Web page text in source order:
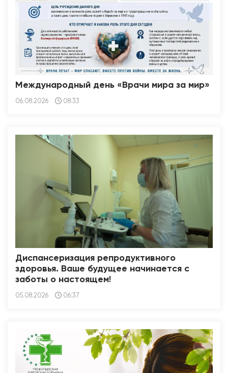
Международный день «Врачи мира за мир»
06.08.2026 08:33
Диспансеризация репродуктивного
здоровья. Ваше будущее начинается с
заботы о настоящем!
05.08.2026 06:37